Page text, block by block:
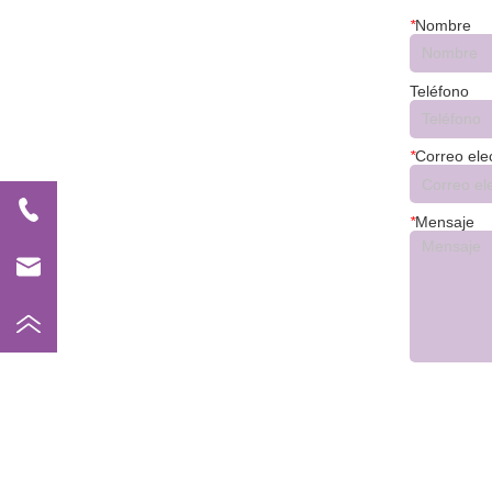
*Nombre
Teléfono
*Correo
*Mensaje